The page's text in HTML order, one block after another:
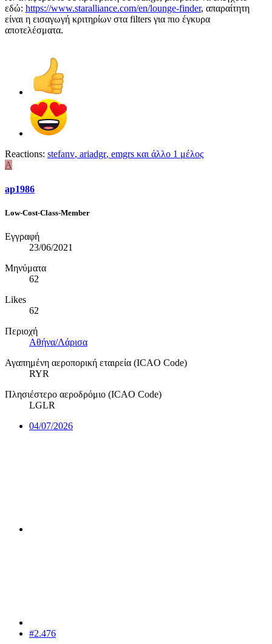
εδώ: https://www.staralliance.com/en/lounge-finder, απαραίτητη
είναι η εισαγωγή κριτηρίων στα filters για πιο έγκυρα
αποτελέσματα.
Reactions: stefanv, ariadgr, emgrs και άλλο 1 μέλος
A
ap1986
Low-Cost-Class-Member
Εγγραφή
23/06/2021
Μηνύματα
62
Likes
62
Περιοχή
Αθήνα/Λάρισα
Αγαπημένη αεροπορική εταιρεία (ICAO Code)
RYR
Πλησιέστερο αεροδρόμιο (ICAO Code)
LGLR
04/07/2026
#2.476